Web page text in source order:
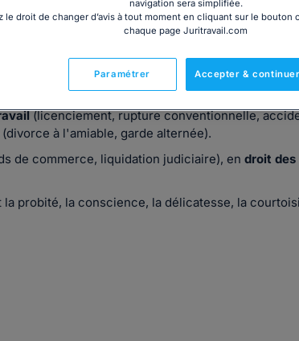
dans son cabinet situé proche de la station de
(licenciement, rupture conventionnelle,
(divorce à l'amiable, garde alternée).
de commerce, liquidation judiciaire), en droit des
probité, la conscience, la délicatesse, la
navigation sera simplifiée.
le droit de changer d’avis à tout moment en cliquant sur le bouton
chaque page Juritravail.com
Accepter & continuer
Paramétrer